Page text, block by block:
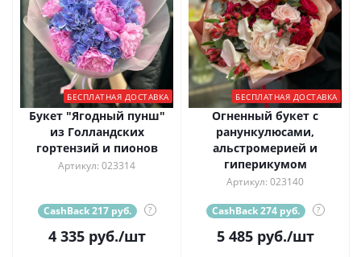
БЕСПЛАТНАЯ ДОСТАВКА
Букет "Ягодный пунш"
из Голландских
гортензий и пионов
Артикул: 023314
CashBack 217 руб. ?
4 335руб./шт
БЕСПЛАТНАЯ ДОСТАВКА
Огненный букет с
ранункулюсами,
альстромерией и
гиперикумом
Артикул: 023140
CashBack 274 руб. ?
5 485руб./шт